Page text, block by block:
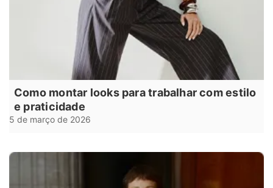
Como montar looks para trabalhar com estilo
e praticidade
5 de março de 2026